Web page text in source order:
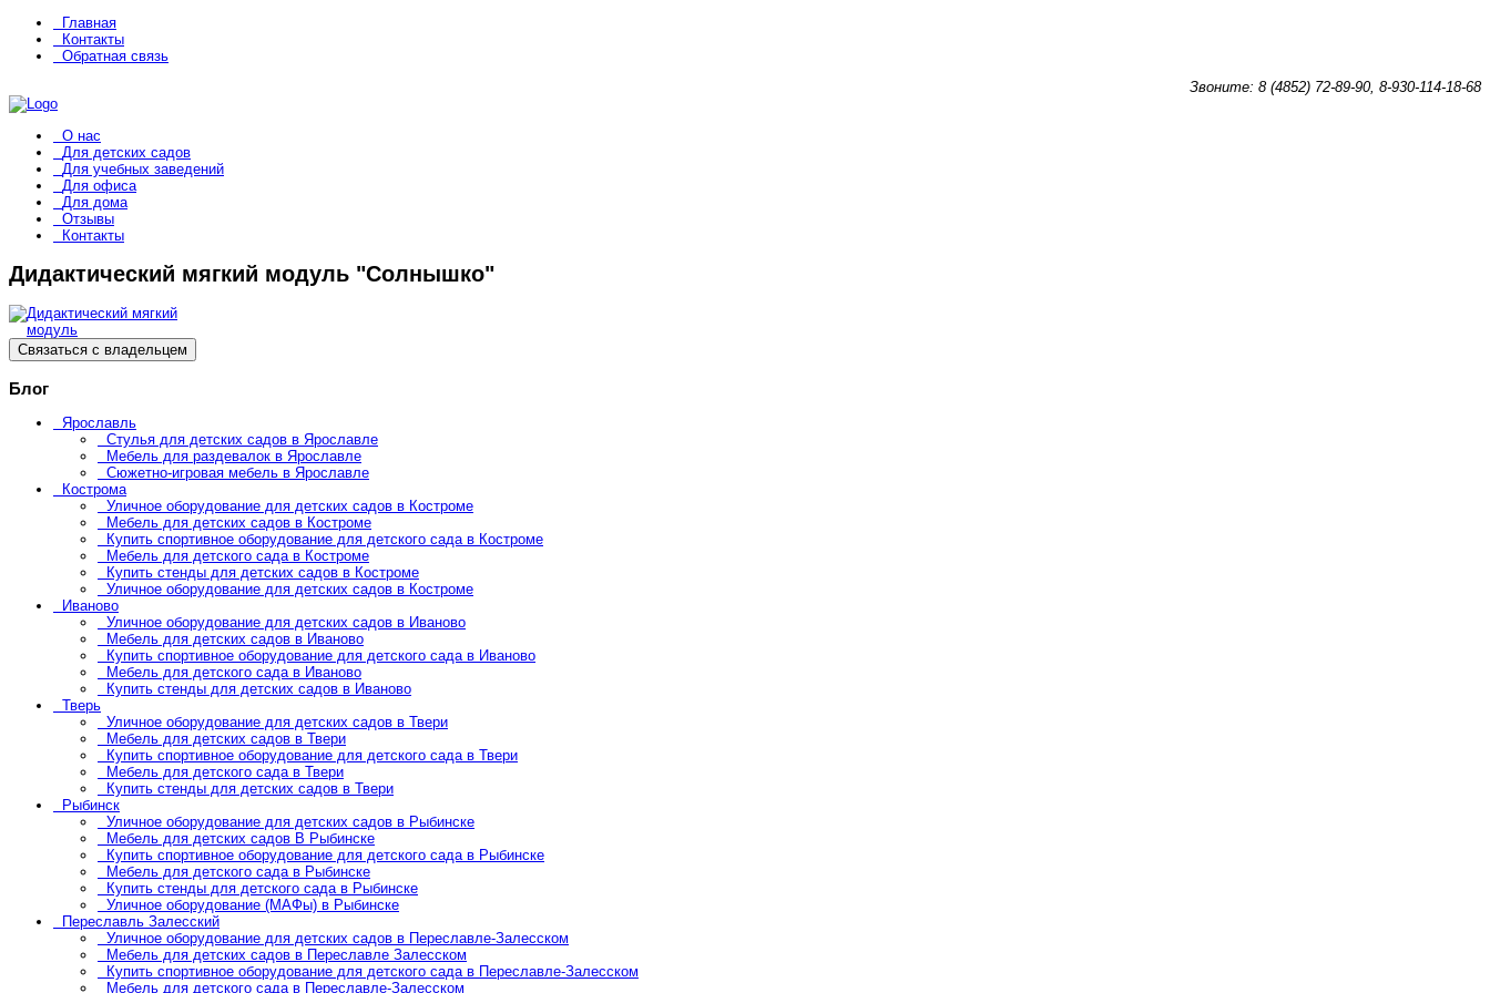
Главная
Контакты
Обратная связь
Звоните: 8 (4852) 72-89-90, 8-930-114-18-68
О нас
Для детских садов
Для учебных заведений
Для офиса
Для дома
Отзывы
Контакты
Дидактический мягкий модуль "Солнышко"
Связаться с владельцем
Блог
Ярославль
Стулья для детских садов в Ярославле
Мебель для раздевалок в Ярославле
Сюжетно-игровая мебель в Ярославле
Кострома
Уличное оборудование для детских садов в Костроме
Мебель для детских садов в Костроме
Купить спортивное оборудование для детского сада в Костроме
Мебель для детского сада в Костроме
Купить стенды для детских садов в Костроме
Уличное оборудование для детских садов в Костроме
Иваново
Уличное оборудование для детских садов в Иваново
Мебель для детских садов в Иваново
Купить спортивное оборудование для детского сада в Иваново
Мебель для детского сада в Иваново
Купить стенды для детских садов в Иваново
Тверь
Уличное оборудование для детских садов в Твери
Мебель для детских садов в Твери
Купить спортивное оборудование для детского сада в Твери
Мебель для детского сада в Твери
Купить стенды для детских садов в Твери
Рыбинск
Уличное оборудование для детских садов в Рыбинске
Мебель для детских садов В Рыбинске
Купить спортивное оборудование для детского сада в Рыбинске
Мебель для детского сада в Рыбинске
Купить стенды для детского сада в Рыбинске
Уличное оборудование (МАФы) в Рыбинске
Переславль Залесский
Уличное оборудование для детских садов в Переславле-Залесском
Мебель для детских садов в Переславле Залесском
Купить спортивное оборудование для детского сада в Переславле-Залесском
Мебель для детского сада в Переславле-Залесском